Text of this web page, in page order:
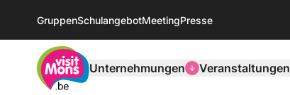
GruppenSchulangebotMeetingPresse
VisitMons Logo
Unternehmungen
Veranstaltungen